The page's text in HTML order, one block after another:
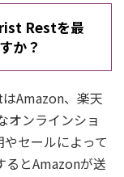
Restを最
か？
Amazon、楽天
オンラインショ
セールによって
るとAmazonが送